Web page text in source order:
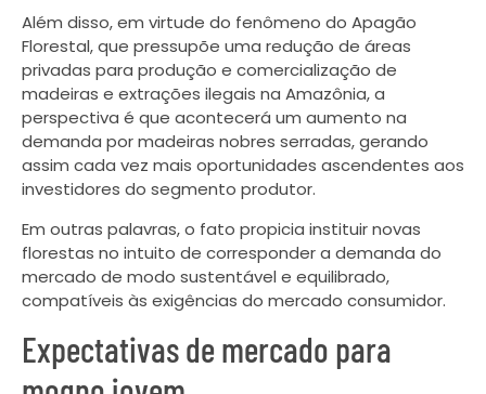
Além disso, em virtude do fenômeno do Apagão
Florestal, que pressupõe uma redução de áreas
privadas para produção e comercialização de
madeiras e extrações ilegais na Amazônia, a
perspectiva é que acontecerá um aumento na
demanda por madeiras nobres serradas, gerando
assim cada vez mais oportunidades ascendentes aos
investidores do segmento produtor.
Em outras palavras, o fato propicia instituir novas
florestas no intuito de corresponder a demanda do
mercado de modo sustentável e equilibrado,
compatíveis às exigências do mercado consumidor.
Expectativas de mercado para